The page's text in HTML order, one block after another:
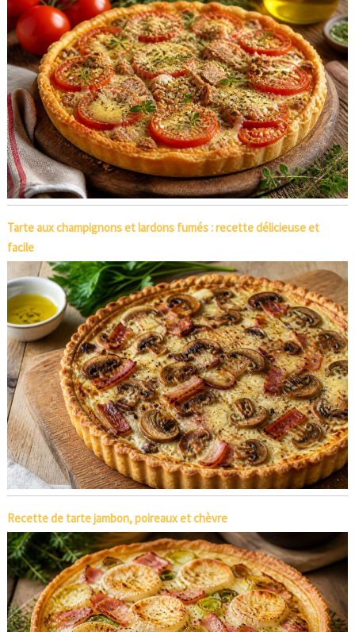
Tarte aux champignons et lardons fumés : recette délicieuse et
facile
Recette de tarte jambon, poireaux et chèvre